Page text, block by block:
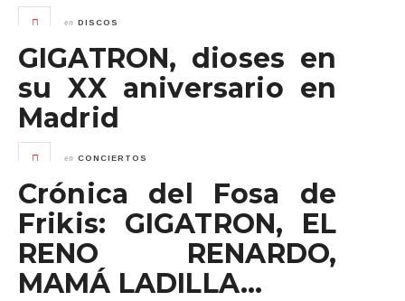
en DISCOS
GIGATRON, dioses en
su XX aniversario en
Madrid
en CONCIERTOS
Crónica del Fosa de
Frikis: GIGATRON, EL
RENO RENARDO,
MAMÁ LADILLA…